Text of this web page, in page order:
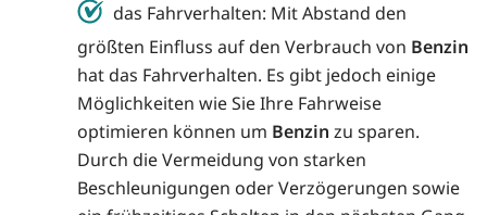
das Fahrverhalten: Mit Abstand den
größten Einfluss auf den Verbrauch von Benzin
hat das Fahrverhalten. Es gibt jedoch einige
Möglichkeiten wie Sie Ihre Fahrweise
optimieren können um Benzin zu sparen.
Durch die Vermeidung von starken
Beschleunigungen oder Verzögerungen sowie